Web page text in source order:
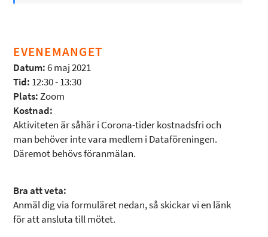
EVENEMANGET
Datum:6 maj 2021
Tid: 12:30 - 13:30
Plats:Zoom
Kostnad:
Aktiviteten är såhär i Corona-tider kostnadsfri och
man behöver inte vara medlem i Dataföreningen.
Däremot behövs föranmälan.
Bra att veta:
Anmäl dig via formuläret nedan, så skickar vi en länk
för att ansluta till mötet.